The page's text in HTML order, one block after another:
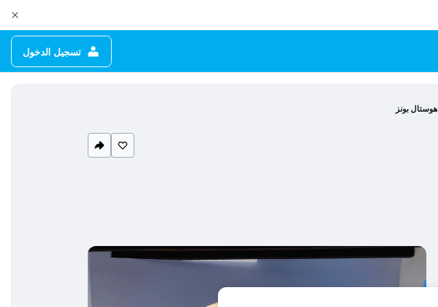
تسجيل الدخول
هوستال بونز